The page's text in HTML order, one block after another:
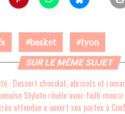
basket lyon
SUR LE MÊME SUJET
: Dessert chocolat, abricots et
Styleto révèle avoir failli mourir
attendue a ouvert ses portes à